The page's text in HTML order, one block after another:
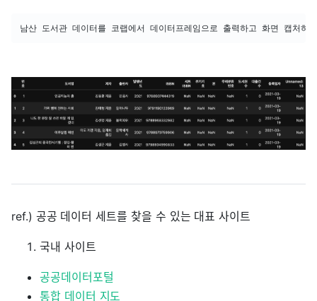
남산 도서관 데이터를 코랩에서 데이터프레임으로 출력하고 화면 캡처하기
ref.) 공공 데이터 세트를 찾을 수 있는 대표 사이트
국내 사이트
공공데이터포털
통합 데이터 지도